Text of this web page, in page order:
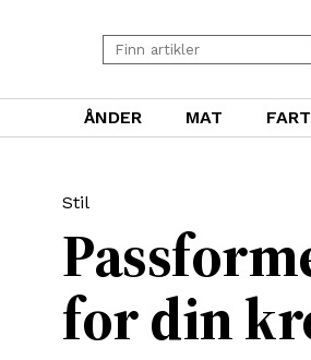
ÅNDER MAT FART
for din
Stil